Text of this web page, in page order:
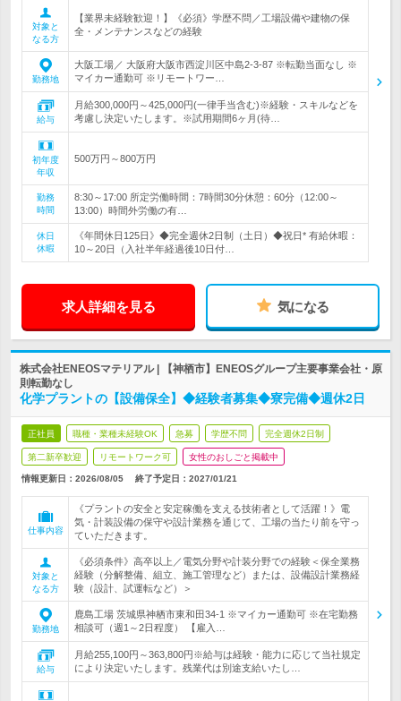
対象と
なる方
【業界未経験歓迎！】《必須》学歴不問／工場設備や建物の保
全・メンテナンスなどの経験
勤務地
大阪工場／ 大阪府大阪市西淀川区中島2‐3‐87 ※転勤当面なし ※
マイカー通勤可 ※リモートワー…
給与
月給300,000円～425,000円(一律手当含む)※経験・スキルなどを
考慮し決定いたします。※試用期間6ヶ月(待…
初年度
年収
500万円～800万円
勤務
時間
8:30～17:00 所定労働時間：7時間30分休憩：60分（12:00～
13:00）時間外労働の有…
休日
休暇
《年間休日125日》◆完全週休2日制（土日）◆祝日* 有給休暇：
10～20日（入社半年経過後10日付…
求人詳細を見る 気になる
株式会社ENEOSマテリアル | 【神栖市】ENEOSグループ主要事業会社・原
則転勤なし
化学プラントの【設備保全】◆経験者募集◆寮完備◆週休2日
正社員 職種・業種未経験OK 急募 学歴不問 完全週休2日制
第二新卒歓迎 リモートワーク可 女性のおしごと掲載中
情報更新日：2026/08/05 終了予定日： 2027/01/21
仕事内容
《プラントの安全と安定稼働を支える技術者として活躍！》電
気・計装設備の保守や設計業務を通じて、工場の当たり前を守っ
ていただきます。
対象と
なる方
《必須条件》高卒以上／電気分野や計装分野での経験＜保全業務
経験（分解整備、組立、施工管理など）または、設備設計業務経
験（設計、試運転など）＞
勤務地
鹿島工場 茨城県神栖市東和田34-1 ※マイカー通勤可 ※在宅勤務
相談可（週1～2日程度） 【雇入…
給与
月給255,100円～363,800円※給与は経験・能力に応じて当社規定
により決定いたします。残業代は別途支給いたし…